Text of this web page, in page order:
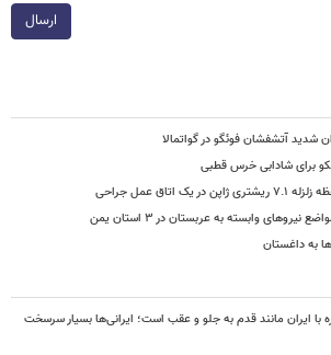
ارسال
شدید آتشفشان فوئگو در گواتمالا
برای شادابی خرس قطبی
اتاق عمل جراحی
نیروهای وابسته به عربستان در ۳ استان یمن
به داغستان
ایران مانند قدم به جلو و عقب است؛ ایرانی‌ها بسیار سرسخت